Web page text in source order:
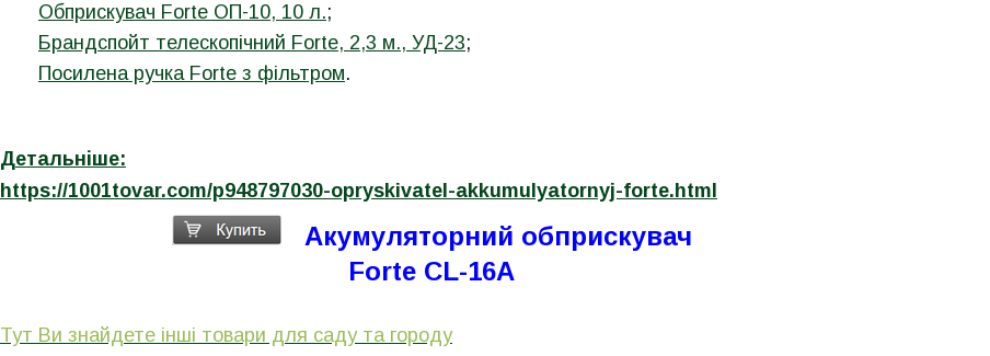
Обприскувач Forte ОП-10, 10 л.;
Брандспойт телескопічний Forte, 2,3 м., УД-23;
Посилена ручка Forte з фільтром.
Детальніше:
https://1001tovar.com/p948797030-opryskivatel-akkumulyatornyj-forte.html
Акумуляторний обприскувач
Forte CL-16A
Тут Ви знайдете інші товари для саду та городу